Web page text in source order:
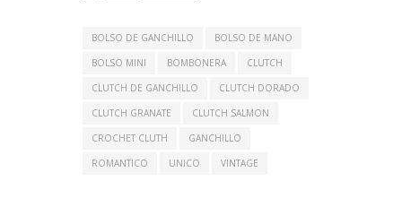
BOLSO DE GANCHILLO
BOLSO DE MANO
BOLSO MINI
BOMBONERA
CLUTCH
CLUTCH DE GANCHILLO
CLUTCH DORADO
CLUTCH GRANATE
CLUTCH SALMON
CROCHET CLUTH
GANCHILLO
ROMANTICO
UNICO VINTAGE